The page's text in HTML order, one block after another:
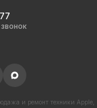
и ремонт техники Apple,